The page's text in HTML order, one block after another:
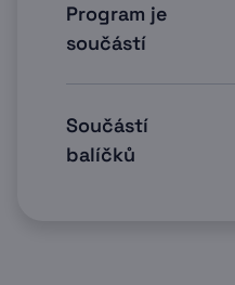
Program je
součástí
Součástí
balíčků